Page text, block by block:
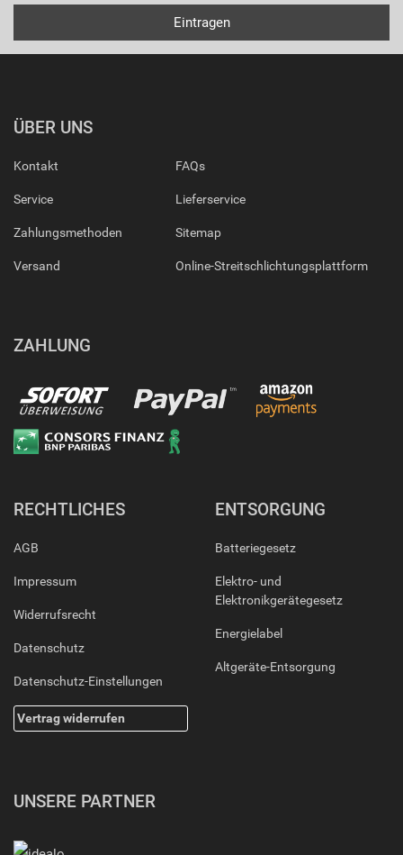
ÜBER UNS
Kontakt
Service
Zahlungsmethoden
Versand
FAQs
Lieferservice
Sitemap
Online-Streitschlichtungsplattform
ZAHLUNG
RECHTLICHES
AGB
Impressum
Widerrufsrecht
Datenschutz
Datenschutz-Einstellungen
Vertrag widerrufen
ENTSORGUNG
Batteriegesetz
Elektro- und
Elektronikgerätegesetz
Energielabel
Altgeräte-Entsorgung
UNSERE PARTNER